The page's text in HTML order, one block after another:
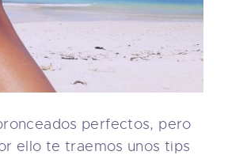
perfectos, pero
ello te traemos unos tips